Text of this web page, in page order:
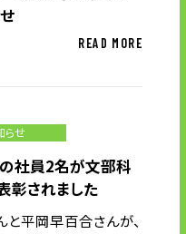
READ MORE
らせ
の社員2名が文部科
彰されました
平岡早百合さんが、